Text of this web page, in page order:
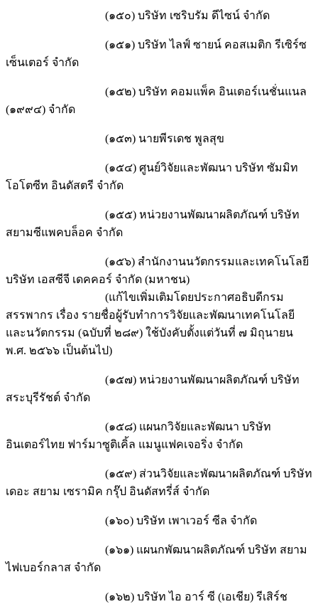
(๑๕๐) บริษัท เซริบรัม ดีไซน์ จำกัด
(๑๕๑) บริษัท ไลฟ์ ซายน์ คอสเมติก รีเซิร์ซ
เซ็นเตอร์ จำกัด
(๑๕๒) บริษัท คอมแพ็ค อินเตอร์เนชั่นแนล
(๑๙๙๔) จำกัด
(๑๕๓) นายพีรเดช พูลสุข
(๑๕๔) ศูนย์วิจัยและพัฒนา บริษัท ซัมมิท
โอโตซีท อินดัสตรี จำกัด
(๑๕๕) หน่วยงานพัฒนาผลิตภัณฑ์ บริษัท
สยามซีแพคบล็อค จำกัด
(๑๕๖) สำนักงานนวัตกรรมและเทคโนโลยี
บริษัท เอสซีจี เดคคอร์ จำกัด (มหาชน)
(แก้ไขเพิ่มเติมโดยประกาศอธิบดีกรม
สรรพากร เรื่อง รายชื่อผู้รับทำการวิจัยและพัฒนาเทคโนโลยี
และนวัตกรรม (ฉบับที่ ๒๘๙) ใช้บังคับตั้งแต่วันที่ ๗ มิถุนายน
พ.ศ. ๒๕๖๖ เป็นต้นไป)
(๑๕๗) หน่วยงานพัฒนาผลิตภัณฑ์ บริษัท
สระบุรีรัชต์ จำกัด
(๑๕๘) แผนกวิจัยและพัฒนา บริษัท
อินเตอร์ไทย ฟาร์มาซูติเคิ้ล แมนูแฟคเจอริ่ง จำกัด
(๑๕๙) ส่วนวิจัยและพัฒนาผลิตภัณฑ์ บริษัท
เดอะ สยาม เซรามิค กรุ๊ป อินดัสทรี่ส์ จำกัด
(๑๖๐) บริษัท เพาเวอร์ ซีล จำกัด
(๑๖๑) แผนกพัฒนาผลิตภัณฑ์ บริษัท สยาม
ไฟเบอร์กลาส จำกัด
(๑๖๒) บริษัท ไอ อาร์ ซี (เอเชีย) รีเสิร์ช